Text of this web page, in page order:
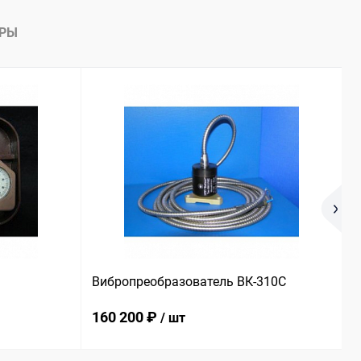
Вибропреобразователь ВК-310С
160 200 ₽ / шт